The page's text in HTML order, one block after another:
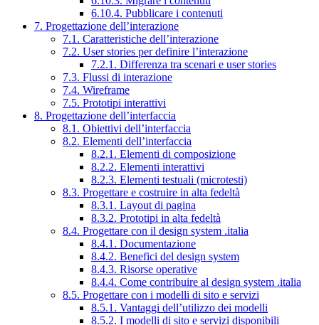
6.10.4. Pubblicare i contenuti
7. Progettazione dell’interazione
7.1. Caratteristiche dell’interazione
7.2. User stories per definire l’interazione
7.2.1. Differenza tra scenari e user stories
7.3. Flussi di interazione
7.4. Wireframe
7.5. Prototipi interattivi
8. Progettazione dell’interfaccia
8.1. Obiettivi dell’interfaccia
8.2. Elementi dell’interfaccia
8.2.1. Elementi di composizione
8.2.2. Elementi interattivi
8.2.3. Elementi testuali (microtesti)
8.3. Progettare e costruire in alta fedeltà
8.3.1. Layout di pagina
8.3.2. Prototipi in alta fedeltà
8.4. Progettare con il design system .italia
8.4.1. Documentazione
8.4.2. Benefici del design system
8.4.3. Risorse operative
8.4.4. Come contribuire al design system .italia
8.5. Progettare con i modelli di sito e servizi
8.5.1. Vantaggi dell’utilizzo dei modelli
8.5.2. I modelli di sito e servizi disponibili